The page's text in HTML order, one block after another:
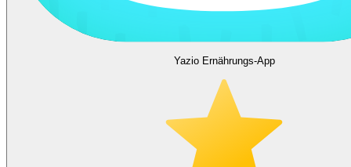
Yazio Ernährungs-App